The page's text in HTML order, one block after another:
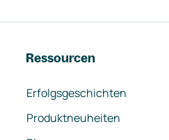
Ressourcen
Erfolgsgeschichten
Produktneuheiten